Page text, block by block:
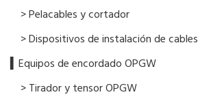
> Pelacables y cortador
> Dispositivos de instalación de cables
▍Equipos de encordado OPGW
> Tirador y tensor OPGW